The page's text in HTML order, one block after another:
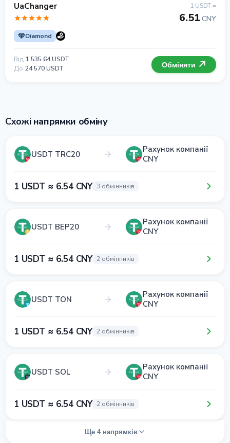
UaChanger
Diamond
1 USDT =
6.51 CNY
Від 1 535.64 USDT
До 24 570 USDT Обміняти
Схожі напрямки обміну
USDT TRC20
Рахунок компанії
CNY
1 USDT ≈ 6.54 CNY 3 обмінників
USDT BEP20
Рахунок компанії
CNY
1 USDT ≈ 6.54 CNY 2 обмінників
USDT TON
Рахунок компанії
CNY
1 USDT ≈ 6.54 CNY 2 обмінників
USDT SOL
Рахунок компанії
CNY
1 USDT ≈ 6.54 CNY 2 обмінників
Ще 4 напрямків